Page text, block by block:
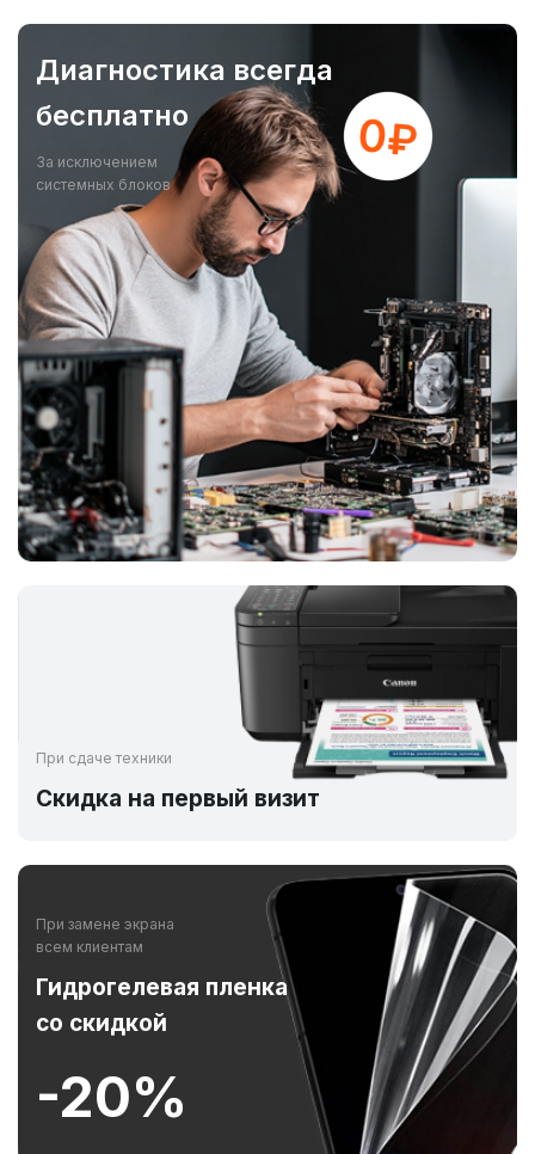
Диагностика всегда
бесплатно
За исключением
системных блоков
При сдаче техники
Скидка на первый визит
При замене экрана
всем клиентам
Гидрогелевая пленка
со скидкой
-20%